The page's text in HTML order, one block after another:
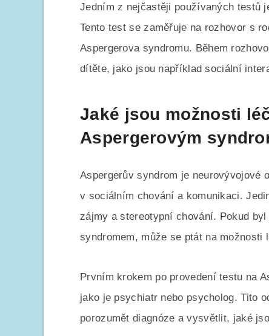
Jedním z nejčastěji používaných testů
Tento test se zaměřuje na rozhovor s
Aspergerova syndromu. Během
dítěte, jako jsou například sociální
Jaké jsou možnosti
Aspergerovým
Aspergerův syndrom je neurovývojové
v sociálním chování a komunikaci.
zájmy a stereotypní chování. Pokud
syndromem, může se ptát na
Prvním krokem po provedení testu na
jako je psychiatr nebo psycholog. Tito
porozumět diagnóze a vysvětlit, jaké